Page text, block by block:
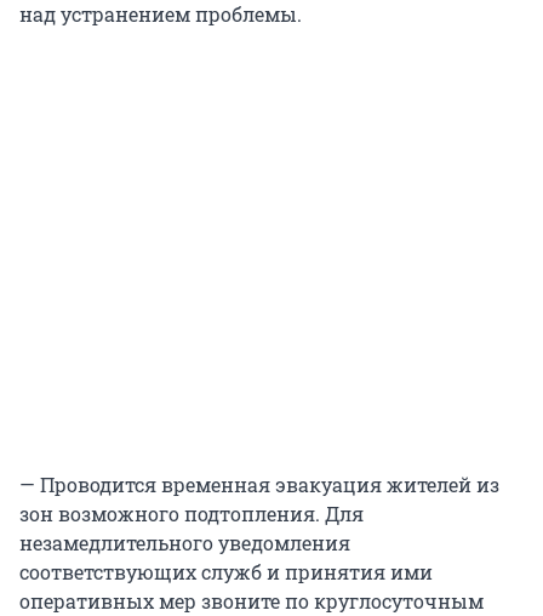
над устранением проблемы.
— Проводится временная эвакуация жителей из
зон возможного подтопления. Для
незамедлительного уведомления
соответствующих служб и принятия ими
оперативных мер звоните по круглосуточным